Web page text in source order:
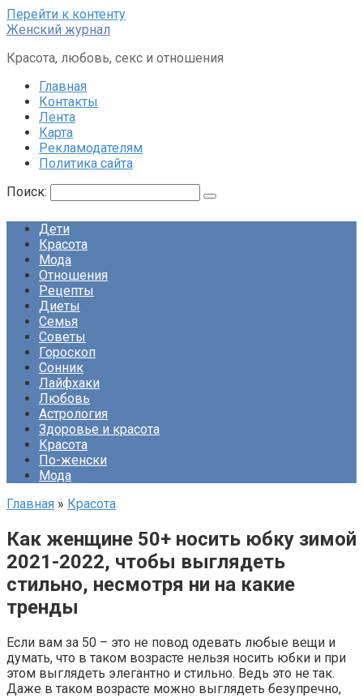
Перейти к контенту
Женский журнал
Красота, любовь, секс и отношения
Главная
Контакты
Лента
Карта
Рекламодателям
Политика сайта
Поиск:
Дети
Красота
Мода
Отношения
Рецепты
Диеты
Семья
Советы
Гороскоп
Сонник
Лайфхаки
Любовь
Астрология
Здоровье и красота
Красота
По-женски
Мода
Главная » Красота
Как женщине 50+ носить юбку зимой
2021-2022, чтобы выглядеть
стильно, несмотря ни на какие
тренды
Если вам за 50 – это не повод одевать любые вещи и
думать, что в таком возрасте нельзя носить юбки и при
этом выглядеть элегантно и стильно. Ведь это не так.
Даже в таком возрасте можно выглядеть безупречно,